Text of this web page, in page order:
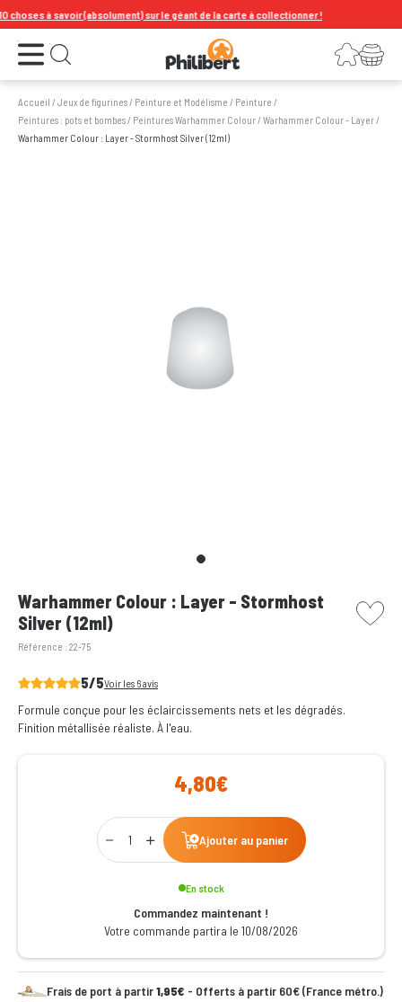
à savoir (absolument) sur le géant de la carte à collectionner !
Ouvrir le menu Ouvrir la recherche Connexion
Votre panier
Accueil /Jeux de figurines/ Peinture et Modélisme / Peinture /
Peintures : pots et bombes/ Peintures Warhammer Colour/Warhammer Colour - Layer/
Warhammer Colour : Layer - Stormhost Silver (12ml)
Warhammer Colour : Layer - Stormhost
Silver (12ml)
Référence : 22-75
picto
5/5Voir les 6 avis
Formule conçue pour les éclaircissements nets et les dégradés.
Finition métallisée réaliste. À l'eau.
4,80€
Qty
Ajouter au panier
En stock
Commandez maintenant !
Votre commande partira le 10/08/2026
Frais de port à partir1,95€ - Offerts à partir 60€ (France métro.)